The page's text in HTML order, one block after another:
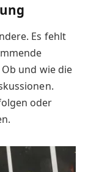
Es fehlt
und wie die
oder